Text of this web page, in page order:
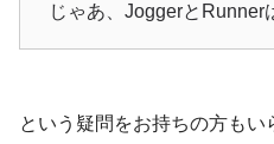
じゃあ、JoggerとRunner
という疑問をお持ちの方もい